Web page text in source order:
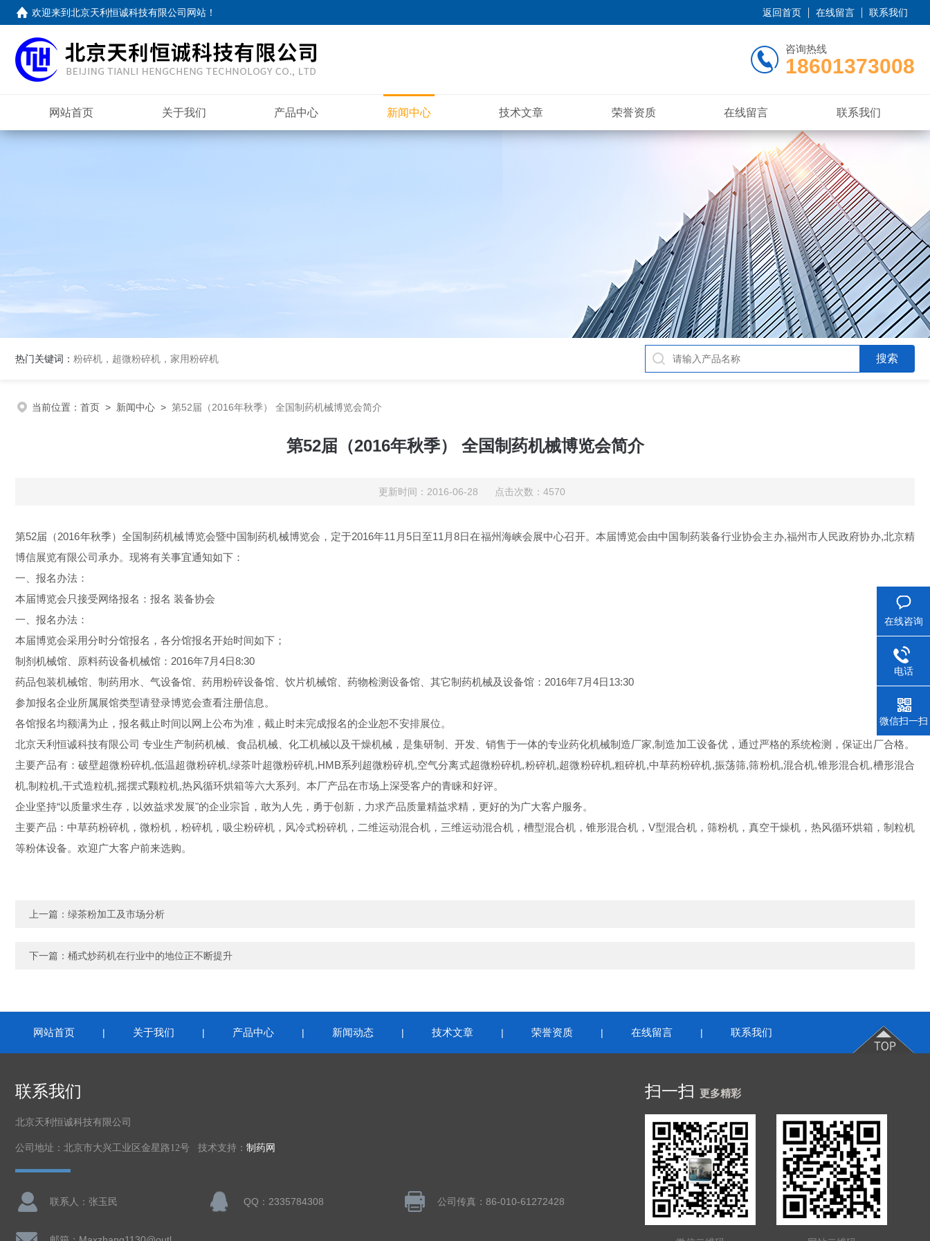
欢迎来到北京天利恒诚科技有限公司网站 ！ 返回首页 在线留言 联系我们
咨询热线
18601373008
网站首页 关于我们 产品中心 新闻中心 技术文章 荣誉资质 在线留言 联系我们
热门关键词： 粉碎机，超微粉碎机，家用粉碎机
当前位置： 首页 > 新闻中心 > 第52届（2016年秋季） 全国制药机械博览会简介
第52届（2016年秋季） 全国制药机械博览会简介
更新时间：2016-06-28 点击次数：4570
第52届（2016年秋季）全国制药机械博览会暨中国制药机械博览会，定于2016年11月5日至11月8日在福州海峡会展中心召开。本届博览会由中国制药装备行业协会主办,福州市人民政府协办,北京精
博信展览有限公司承办。现将有关事宜通知如下：
一、报名办法：
本届博览会只接受网络报名：报名 装备协会
一、报名办法：
本届博览会采用分时分馆报名，各分馆报名开始时间如下；
制剂机械馆、原料药设备机械馆：2016年7月4日8:30
药品包装机械馆、制药用水、气设备馆、药用粉碎设备馆、饮片机械馆、药物检测设备馆、其它制药机械及设备馆：2016年7月4日13:30
参加报名企业所属展馆类型请登录博览会查看注册信息。
各馆报名均额满为止，报名截止时间以网上公布为准，截止时未完成报名的企业恕不安排展位。
北京天利恒诚科技有限公司 专业生产制药机械、食品机械、化工机械以及干燥机械，是集研制、开发、销售于一体的专业药化机械制造厂家,制造加工设备优，通过严格的系统检测，保证出厂合格。
主要产品有：破壁超微粉碎机,低温超微粉碎机,绿茶叶超微粉碎机,HMB系列超微粉碎机,空气分离式超微粉碎机,粉碎机,超微粉碎机,粗碎机,中草药粉碎机,振荡筛,筛粉机,混合机,锥形混合机,槽形混合
机,制粒机,干式造粒机,摇摆式颗粒机,热风循环烘箱等六大系列。本厂产品在市场上深受客户的青睐和好评。
企业坚持“以质量求生存，以效益求发展"的企业宗旨，敢为人先，勇于创新，力求产品质量精益求精，更好的为广大客户服务。
主要产品：中草药粉碎机，微粉机，粉碎机，吸尘粉碎机，风冷式粉碎机，二维运动混合机，三维运动混合机，槽型混合机，锥形混合机，V型混合机，筛粉机，真空干燥机，热风循环烘箱，制粒机
等粉体设备。欢迎广大客户前来选购。
上一篇： 绿茶粉加工及市场分析
下一篇： 桶式炒药机在行业中的地位正不断提升
网站首页 | 关于我们 | 产品中心 | 新闻动态 | 技术文章 | 荣誉资质 | 在线留言 | 联系我们
联系我们
北京天利恒诚科技有限公司
公司地址：北京市大兴工业区金星路12号 技术支持： 制药网
联系人：张玉民 QQ：2335784308 公司传真：86-010-61272428
扫一扫 更多精彩
在线咨询
电话
微信扫一扫